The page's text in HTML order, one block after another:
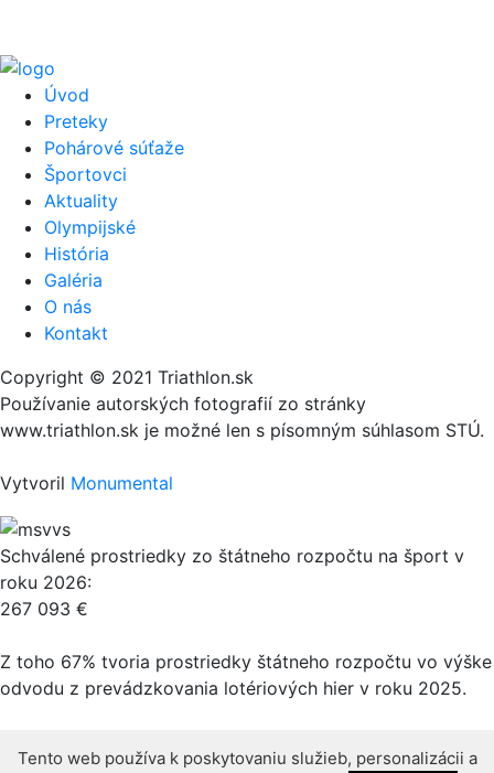
Úvod
Preteky
Pohárové súťaže
Športovci
Aktuality
Olympijské
História
Galéria
O nás
Kontakt
Copyright © 2021 Triathlon.sk
Používanie autorských fotografií zo stránky
www.triathlon.sk je možné len s písomným súhlasom STÚ.
Vytvoril Monumental
Schválené prostriedky zo štátneho rozpočtu na šport v
roku 2026:
267 093 €
Z toho 67% tvoria prostriedky štátneho rozpočtu vo výške
odvodu z prevádzkovania lotériových hier v roku 2025.
Tento web používa k poskytovaniu služieb, personalizácii a
Tento web používa k poskytovaniu služieb, personalizácii a